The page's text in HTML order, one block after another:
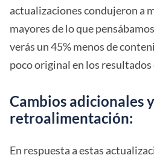
actualizaciones condujeron a
mayores de lo que
verás un 45% menos de
poco original en los resultados
Cambios adicionales
retroalimentación:
En respuesta a estas